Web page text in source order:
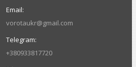
vorotaukr@gmail.com
+380933817720